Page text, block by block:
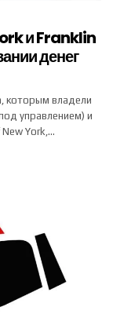
и Franklin
денег
которым владели
управлением) и
York,…